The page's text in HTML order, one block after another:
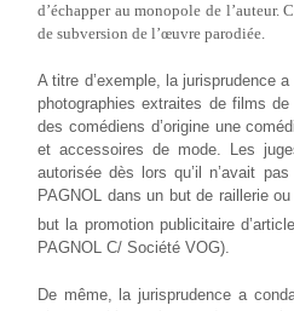
d’échapper au monopole de
de subversion de l’œuvre parodiée.
A titre d’exemple, la jurisprudence
photographies extraites de films
des comédiens d’origine une
et accessoires de mode. Les
autorisée dès lors qu’il n’avait
PAGNOL dans un but de raillerie
but la promotion publicitaire
PAGNOL C/ Société VOG).
De même, la jurisprudence a